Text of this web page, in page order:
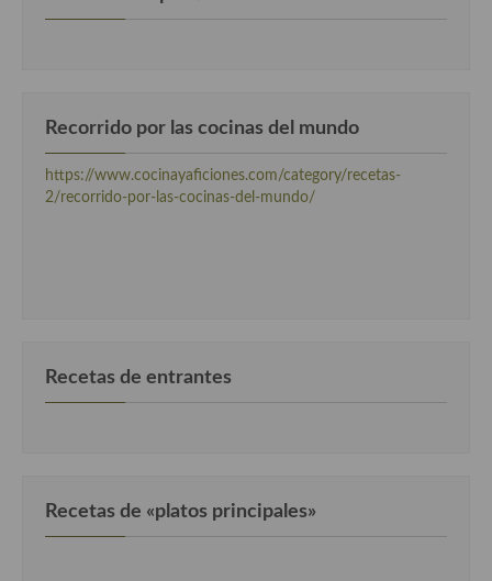
Recorrido por las cocinas del mundo
https://www.cocinayaficiones.com/category/recetas-
2/recorrido-por-las-cocinas-del-mundo/
Recetas de entrantes
Recetas de «platos principales»